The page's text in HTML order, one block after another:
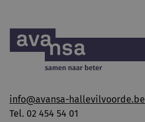
info@avansa-hallevilvoorde.be
Tel. 02 454 54 01